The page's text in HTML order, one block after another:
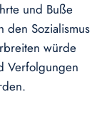
und Buße
den Sozialismus
würde
Verfolgungen